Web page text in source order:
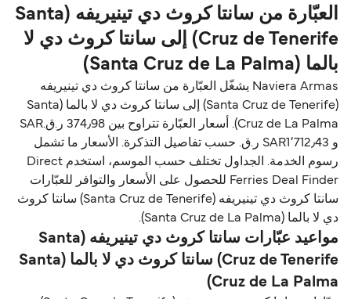
العبّارة من سانتا كروث دي تينيريفه (Santa
Cruz de Tenerife) إلى سانتا كروث دي لا
بالما (Santa Cruz de La Palma)
Naviera Armas يشغّل العبّارة من سانتا كروث دي تينيريفه
(Santa Cruz de Tenerife) إلى سانتا كروث دي لا بالما (Santa
Cruz de La Palma). أسعار العبّارة تتراوح بين 374٫98 ر.ق.‏SAR
و SAR1٬712٫43 ر.ق.‏ حسب تفاصيل التذكرة. الأسعار ما تشمل
رسوم الخدمة. الجداول تختلف حسب الموسم، استخدم Direct
Ferries Deal Finder للحصول على الأسعار والتوافر للعبّارات
سانتا كروث دي تينيريفه (Santa Cruz de Tenerife) سانتا كروث
دي لا بالما (Santa Cruz de La Palma).
مواعيد عبّارات سانتا كروث دي تينيريفه (Santa
Cruz de Tenerife) سانتا كروث دي لا بالما (Santa
Cruz de La Palma)